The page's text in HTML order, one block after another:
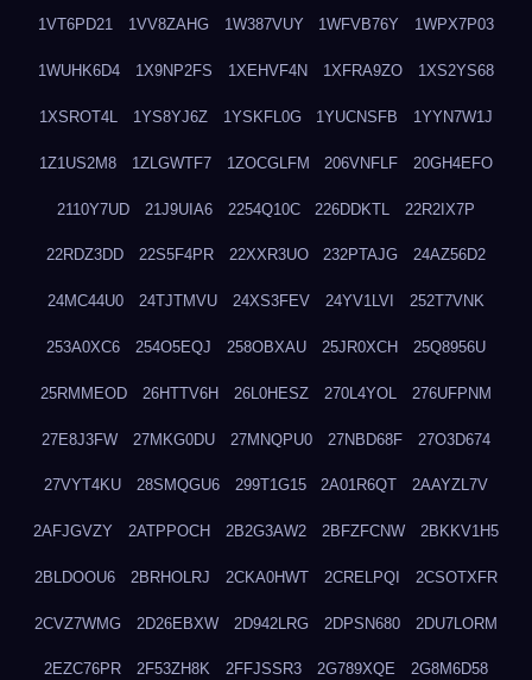
1VT6PD21 1VV8ZAHG 1W387VUY 1WFVB76Y 1WPX7P03
1WUHK6D4 1X9NP2FS 1XEHVF4N 1XFRA9ZO 1XS2YS68
1XSROT4L 1YS8YJ6Z 1YSKFL0G 1YUCNSFB 1YYN7W1J
1Z1US2M8 1ZLGWTF7 1ZOCGLFM 206VNFLF 20GH4EFO
2110Y7UD 21J9UIA6 2254Q10C 226DDKTL 22R2IX7P
22RDZ3DD 22S5F4PR 22XXR3UO 232PTAJG 24AZ56D2
24MC44U0 24TJTMVU 24XS3FEV 24YV1LVI 252T7VNK
253A0XC6 254O5EQJ 258OBXAU 25JR0XCH 25Q8956U
25RMMEOD 26HTTV6H 26L0HESZ 270L4YOL 276UFPNM
27E8J3FW 27MKG0DU 27MNQPU0 27NBD68F 27O3D674
27VYT4KU 28SMQGU6 299T1G15 2A01R6QT 2AAYZL7V
2AFJGVZY 2ATPPOCH 2B2G3AW2 2BFZFCNW 2BKKV1H5
2BLDOOU6 2BRHOLRJ 2CKA0HWT 2CRELPQI 2CSOTXFR
2CVZ7WMG 2D26EBXW 2D942LRG 2DPSN680 2DU7LORM
2EZC76PR 2F53ZH8K 2FFJSSR3 2G789XQE 2G8M6D58